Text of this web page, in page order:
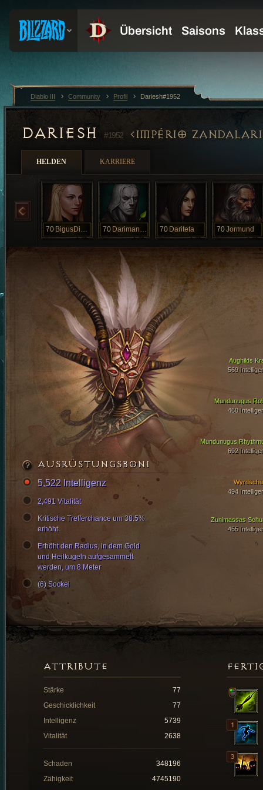
DARIESH #1952 IMPÉRIO ZANDALARI
HELDEN KARRIERE
70 BigusDickus 70 Darimancer 70 Dariteta 70Jormund
Mundunugus
460
Mundunugus
692
Aughilds
569
Zunimassas
455
494
AUSRÜSTUNGSBONI
5,522 Intelligenz
2,491 Vitalität
Kritische Trefferchance um 38.5%
erhöht
Erhöht den Radius, in dem Gold
und Heilkugeln aufgesammelt
werden, um 8 Meter
(6) Sockel
ATTRIBUTE
Stärke
77
Geschicklichkeit
77
Intelligenz
5739
Vitalität
2638
Schaden
348196
Zähigkeit
4745190
Diablo III Community Profil Dariesh#1952